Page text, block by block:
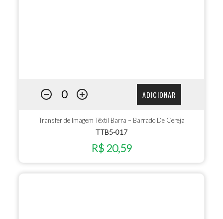
ADICIONAR
Transfer de Imagem Têxtil Barra – Barrado De Cereja
TTB5-017
R$ 20,59